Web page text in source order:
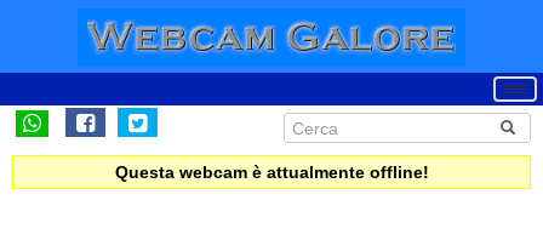
Questa webcam è attualmente offline!